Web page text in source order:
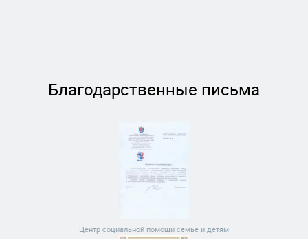
Благодарственные письма
Центр социальной помощи семье и детям